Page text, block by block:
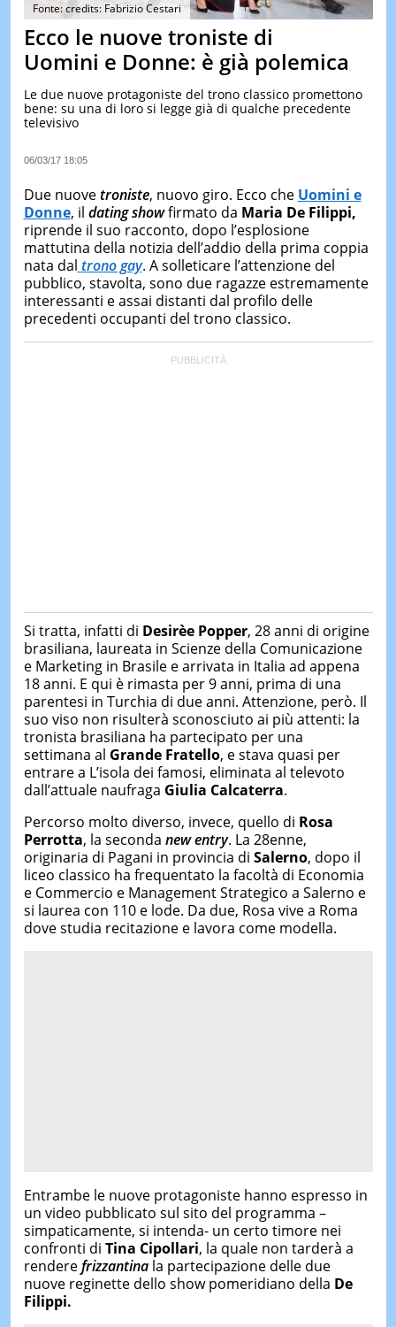
TEST
LE
Fonte: credits: Fabrizio Cestari
Ecco le nuove troniste di
Uomini e Donne: è già polemica
Le due nuove protagoniste del trono classico promettono
bene: su una di loro si legge già di qualche precedente
televisivo
06/03/17 18:05
Due nuovetroniste, nuovo giro. Ecco che Uomini e
Donne, il dating showfirmato da Maria De Filippi,
riprende il suo racconto, dopo l’esplosione
mattutina della notizia dell’addio della prima coppia
nata dal trono gay. A solleticare l’attenzione del
pubblico, stavolta, sono due ragazze estremamente
interessanti e assai distanti dal profilo delle
precedenti occupanti del trono classico.
Si tratta, infatti di Desirèe Popper, 28 anni di origine
brasiliana, laureata in Scienze della Comunicazione
e Marketing in Brasile e arrivata in Italia ad appena
18 anni. E qui è rimasta per 9 anni, prima di una
parentesi in Turchia di due anni. Attenzione, però. Il
suo viso non risulterà sconosciuto ai più attenti: la
tronista brasiliana ha partecipato per una
settimana al Grande Fratello, e stava quasi per
entrare a L’isola dei famosi, eliminata al televoto
dall’attuale naufraga Giulia Calcaterra.
Percorso molto diverso, invece, quello di Rosa
Perrotta, la seconda new entry. La 28enne,
originaria di Pagani in provincia di Salerno, dopo il
liceo classico ha frequentato la facoltà di Economia
e Commercio e Management Strategico a Salerno e
si laurea con 110 e lode. Da due, Rosa vive a Roma
dove studia recitazione e lavora come modella.
Entrambe le nuove protagoniste hanno espresso in
un video pubblicato sul sito del programma –
simpaticamente, si intenda- un certo timore nei
confronti di Tina Cipollari, la quale non tarderà a
renderefrizzantinala partecipazione delle due
nuove reginette dello show pomeridiano della De
Filippi.